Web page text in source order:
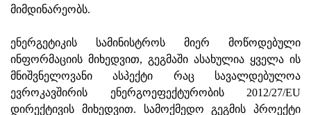
მიმდინარეობს.
ენერგეტიკის სამინისტროს მიერ მოწოდებული
ინფორმაციის მიხედვით, გეგმაში ასახულია ყველა ის
მნიშვნელოვანი ასპექტი რაც სავალდებულოა
ევროკავშირის ენერგოეფექტურობის 2012/27/EU
დირექტივის მიხედვით. სამოქმედო გეგმის პროექტი